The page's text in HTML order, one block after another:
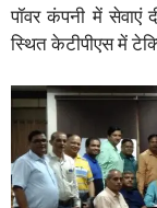
पॉवर कंपनी में सेवाएं
स्थित केटीपीएस में